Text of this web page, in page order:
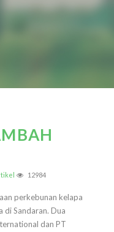
12984
perkebunan kelapa
di Sandaran. Dua
dan PT